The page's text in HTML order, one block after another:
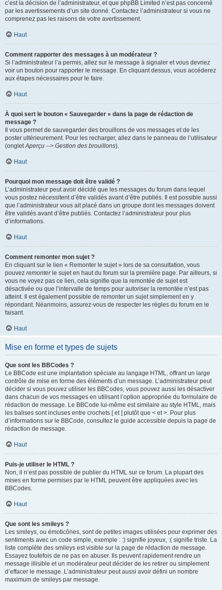
c’est la décision de l’administrateur, et que phpBB Limited n’est pas concerné
par les avertissements d’un site donné. Contactez l’administrateur si vous ne
comprenez pas les raisons de votre avertissement.
Haut
Comment rapporter des messages à un modérateur ?
Si l’administrateur l’a permis, allez sur le message à signaler et vous devriez
voir un bouton pour rapporter le message. En cliquant dessus, vous accéderez
aux étapes nécessaires pour le faire.
Haut
À quoi sert le bouton « Sauvegarder » dans la page de rédaction de
message ?
Il vous permet de sauvegarder des brouillons de vos messages et de les
poster ultérieurement. Pour les recharger, allez dans le panneau de l’utilisateur
(ongletAperçu --> Gestion des brouillons).
Haut
Pourquoi mon message doit être validé ?
L’administrateur peut avoir décidé que les messages du forum dans lequel
vous postez nécessitent d’être validés avant d’être publiés. Il est possible aussi
que l’administrateur vous ait placé dans un groupe dont les messages doivent
être validés avant d’être publiés. Contactez l’administrateur pour plus
d’informations.
Haut
Comment remonter mon sujet ?
En cliquant sur le lien « Remonter le sujet » lors de sa consultation, vous
pouvez remonterle sujet en haut du forum sur la première page. Par ailleurs, si
vous ne voyez pas ce lien, cela signifie que la remontée de sujet est
désactivée ou que l’intervalle de temps pour autoriser la remontée n’est pas
atteint. Il est également possible de remonter un sujet simplement en y
répondant. Néanmoins, assurez-vous de respecter les règles du forum en le
faisant.
Haut
Mise en forme et types de sujets
Que sont les BBCodes ?
Le BBCode est une implantation spéciale au langage HTML, offrant un large
contrôle de mise en forme des éléments d’un message. L’administrateur peut
décider si vous pouvez utiliser les BBCodes, vous pouvez aussi les désactiver
dans chacun de vos messages en utilisant l’option appropriée du formulaire de
rédaction de message. Le BBCode lui-même est similaire au style HTML, mais
les balises sont incluses entre crochets [ et ] plutôt que < et >. Pour plus
d’informations sur le BBCode, consultez le guide accessible depuis la page de
rédaction de message.
Haut
Puis-je utiliser le HTML ?
Non, il n’est pas possible de publier du HTML sur ce forum. La plupart des
mises en forme permises par le HTML peuvent être appliquées avec les
BBCodes.
Haut
Que sont les smileys ?
Les smileys, ou émoticônes, sont de petites images utilisées pour exprimer des
sentiments avec un code simple, exemple : :) signifie joyeux, :( signifie triste. La
liste complète des smileys est visible sur la page de rédaction de message.
Essayez toutefois de ne pas en abuser. Ils peuvent rapidement rendre un
message illisible et un modérateur peut décider de les retirer ou simplement
d’effacer le message. L’administrateur peut aussi avoir défini un nombre
maximum de smileys par message.